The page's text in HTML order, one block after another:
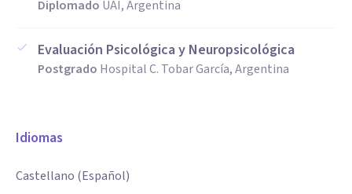
Diplomado UAI, Argentina
Evaluación Psicológica y Neuropsicológica
Postgrado Hospital C. Tobar García, Argentina
Idiomas
Castellano (Español)